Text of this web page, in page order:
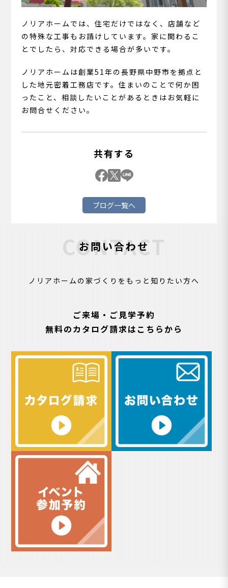
ノリアホームでは、住宅だけではなく、店舗など
の特殊な工事もお請けしています。家に関わるこ
とでしたら、対応できる場合が多いです。
ノリアホームは創業51年の長野県中野市を拠点と
した地元密着工務店です。住まいのことで何か困
ったこと、相談したいことがあるときはお気軽に
お問合せください。
共有する
ブログ一覧へ
お問い合わせ
CONTACT
ノリアホームの家づくりをもっと知りたい方へ
ご来場・ご見学予約
無料のカタログ請求はこちらから